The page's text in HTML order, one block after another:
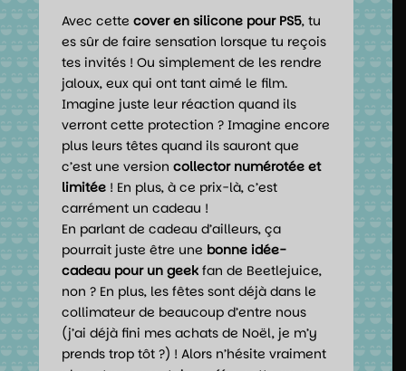
Avec cette cover en silicone pour PS5, tu
es sûr de faire sensation lorsque tu reçois
tes invités ! Ou simplement de les rendre
jaloux, eux qui ont tant aimé le film.
Imagine juste leur réaction quand ils
verront cette protection ? Imagine encore
plus leurs têtes quand ils sauront que
c’est une versioncollector numérotée et
limitée ! En plus, à ce prix-là, c’est
carrément un cadeau !
En parlant de cadeau d’ailleurs, ça
pourrait juste être une bonne idée-
cadeau pour un geek fan de Beetlejuice,
non ? En plus, les fêtes sont déjà dans le
collimateur de beaucoup d’entre nous
(j’ai déjà fini mes achats de Noël, je m’y
prends trop tôt ?) ! Alors n’hésite vraiment